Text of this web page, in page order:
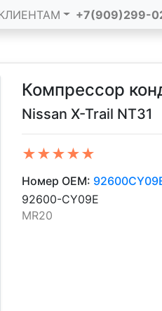
+7(909)299-
Компрессор
Nissan X-Trail NT31
★★★★★
Номер OEM:
92600-CY09E
MR20